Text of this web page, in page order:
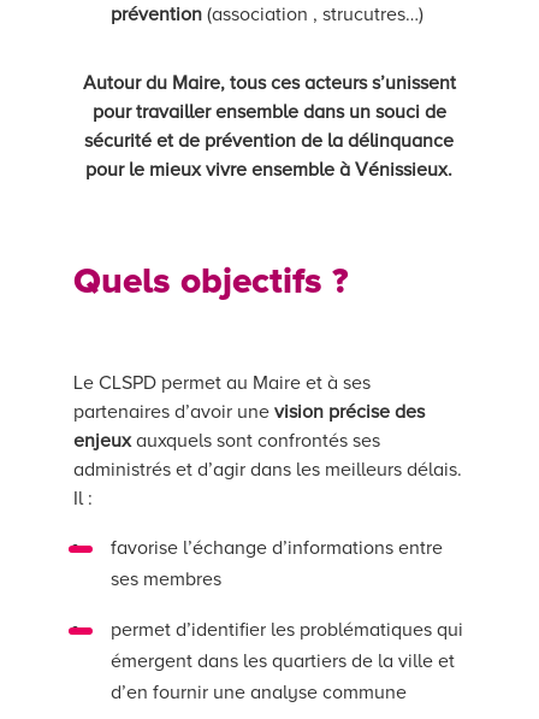
prévention(association , strucutres…)
Autour du Maire, tous ces acteurs s’unissent
pour travailler ensemble dans un souci de
sécurité et de prévention de la délinquance
pour le mieux vivre ensemble à Vénissieux.
Quels objectifs ?
Le CLSPD permet au Maire et à ses
partenaires d’avoir une vision précise des
enjeuxauxquels sont confrontés ses
administrés et d’agir dans les meilleurs délais.
Il :
favorise l’échange d’informations entre
ses membres
permet d’identifier les problématiques qui
émergent dans les quartiers de la ville et
d’en fournir une analyse commune